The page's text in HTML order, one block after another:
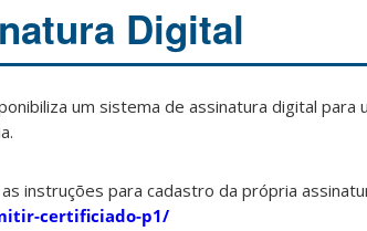
Digital
um sistema de assinatura digital
instruções para cadastro da própria
certificiado-p1/